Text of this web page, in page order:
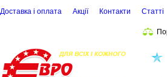
Доставка і оплата Акції Контакти Статті